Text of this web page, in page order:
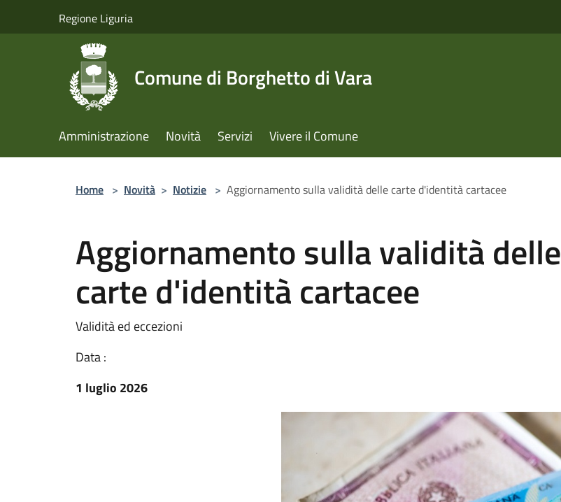
Regione Liguria
Comune di Borghetto di Vara
Amministrazione Novità Servizi Vivere il Comune
Home > Novità > Notizie > Aggiornamento sulla validità delle carte d'identità cartacee
Aggiornamento sulla validità delle
carte d'identità cartacee
Validità ed eccezioni
Data :
1 luglio 2026